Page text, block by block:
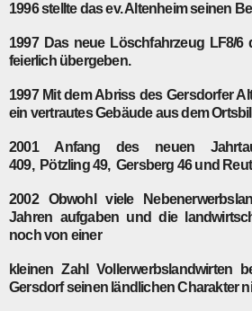
1996stellte das ev. Altenheim seinen
1997Das neue Löschfahrzeug LF8/6
feierlich übergeben.
1997Mit dem Abriss des Gersdorfer
ein vertrautes Gebäude aus dem
2001Anfang des neuen
409, Pötzling 49, Gersberg 46 und
2002 Obwohl viele
Jahren aufgaben und die
noch von einer
kleinen Zahl Vollerwerbslandwirten
Gersdorf seinen ländlichen Charakter